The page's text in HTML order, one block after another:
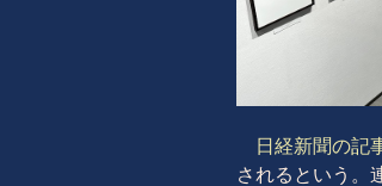
日経新聞の記
されるという。